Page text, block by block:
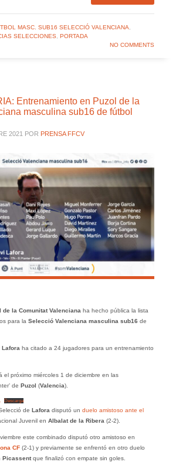
MASC. SUB16 SELECCIÓ VALENCIANA
SELECCIONES, PORTADA
NO COMMENTS
Entrenamiento en Puzol de la
masculina sub16 de fútbol
2021 POR PRENSA FFCV
de la Comunitat Valenciana ha hecho pública la lista
para la Selecció Valenciana masculina sub16 de
ha citado a 24 jugadores para un entrenamiento
el próximo miércoles 1 de diciembre en las
de Puzol (Valencia).
Descarga
de Lafora disputó un duelo amistoso ante el
Juvenil en Albalat de la Ribera (2-2).
este combinado disputó otro amistoso en
CF(2-1) y previamente se enfrentó en otro duelo
Picassentque finalizó con empate sin goles.